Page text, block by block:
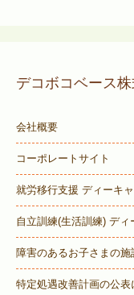
デコボコベース
会社概要
コーポレートサイト
就労移行支援 ディーキ
自立訓練(生活訓練) ディ
障害のあるお子さまの
特定処遇改善計画の公表